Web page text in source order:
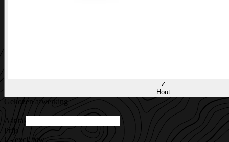
✓
Hout
Gekozen afwerking
Aantal
Prijs
€ -excl. btw